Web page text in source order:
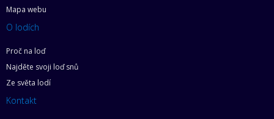
Mapa webu
O lodích
Proč na loď
Najděte svoji loď snů
Ze světa lodí
Kontakt